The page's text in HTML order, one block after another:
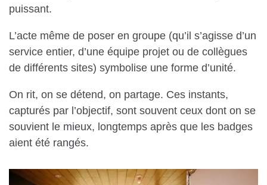
puissant.
L’acte même de poser en groupe (qu’il s’agisse d’un
service entier, d’une équipe projet ou de collègues
de différents sites) symbolise une forme d’unité.
On rit, on se détend, on partage. Ces instants,
capturés par l’objectif, sont souvent ceux dont on se
souvient le mieux, longtemps après que les badges
aient été rangés.